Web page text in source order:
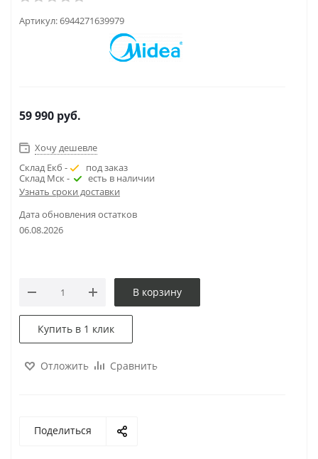
Артикул:6944271639979
59 990 руб.
Хочу дешевле
Склад Екб -
под заказ
Склад Мск -
есть в наличии
Узнать сроки доставки
Дата обновления остатков
06.08.2026
В корзину
Купить в 1 клик
Отложить Сравнить
Поделиться